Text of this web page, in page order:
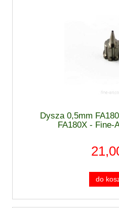
Dysza 0,5mm
FA180X - Fine-
do